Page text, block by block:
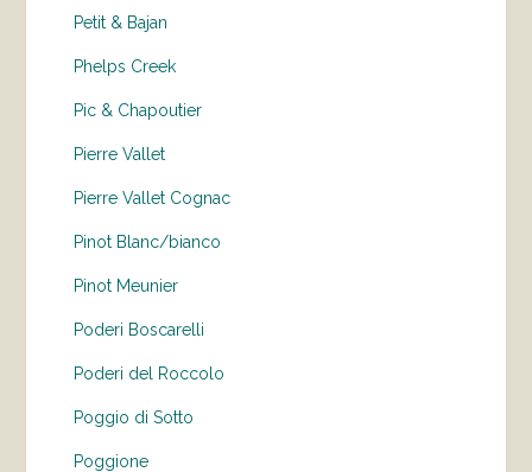
Petit & Bajan
Phelps Creek
Pic & Chapoutier
Pierre Vallet
Pierre Vallet Cognac
Pinot Blanc/bianco
Pinot Meunier
Poderi Boscarelli
Poderi del Roccolo
Poggio di Sotto
Poggione